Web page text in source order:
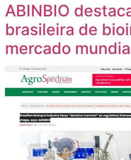
ABINBIO
brasileira de
mercado